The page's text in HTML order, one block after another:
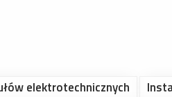
elektrotechnicznych